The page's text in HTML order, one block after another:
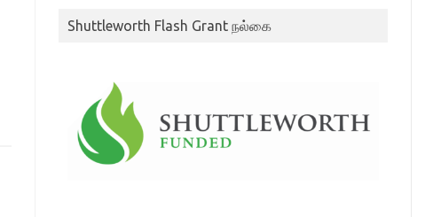
Shuttleworth Flash Grant நல்கை